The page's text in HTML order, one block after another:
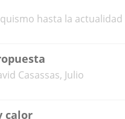
hasta la actualidad
Casassas, Julio
calor